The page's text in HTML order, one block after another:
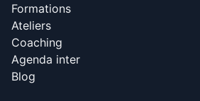
Formations
Ateliers
Coaching
Agenda inter
Blog